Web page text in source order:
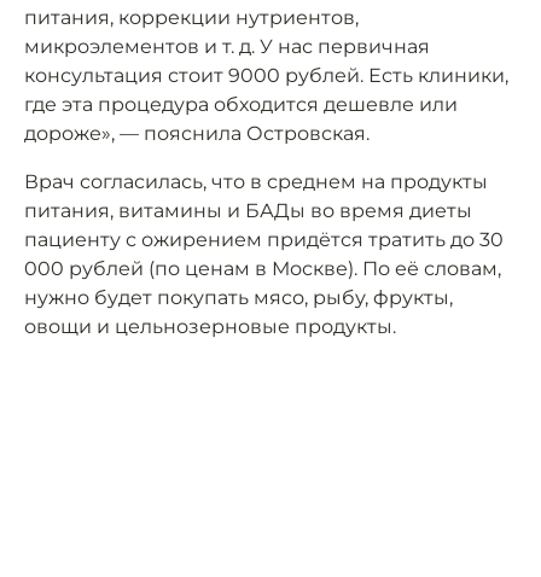
питания, коррекции нутриентов,
микроэлементов и т. д. У нас первичная
консультация стоит 9000 рублей. Есть клиники,
где эта процедура обходится дешевле или
дороже», — пояснила Островская.
Врач согласилась, что в среднем на продукты
питания, витамины и БАДы во время диеты
пациенту с ожирением придётся тратить до 30
000 рублей (по ценам в Москве). По её словам,
нужно будет покупать мясо, рыбу, фрукты,
овощи и цельнозерновые продукты.